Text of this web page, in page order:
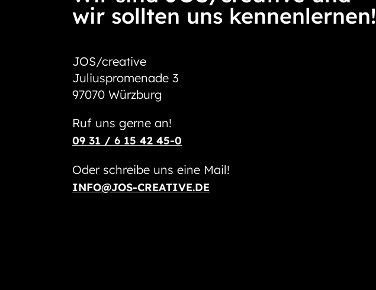
wir sollten uns kennenlernen!
JOS/creative
Juliuspromenade 3
97070 Würzburg
Ruf uns gerne an!
09 31 / 6 15 42 45-0
Oder schreibe uns eine Mail!
INFO@JOS-CREATIVE.DE